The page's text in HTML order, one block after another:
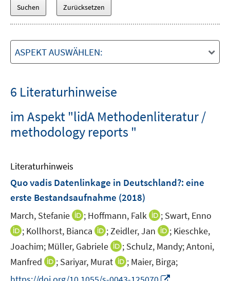
ASPEKT AUSWÄHLEN:
6 Literaturhinweise
im Aspekt "lidA Methodenliteratur /
methodology reports "
Literaturhinweis
Quo vadis Datenlinkage in Deutschland?: eine
erste Bestandsaufnahme (2018)
March, Stefanie
I
n
e
u
e
; Hoffmann, Falk
I
n
n
e
u
e
; Swart, Enno
I
n
e
; Kollhorst, Bianca
I
n
e
;Zeidler, Jan
I
n
e
; Kieschke,
Joachim; Müller, Gabriele
I
n
n
; Schulz, Mandy;Antoni,
Manfred
I; Sariyar, Murat
I; Maier, Birga;